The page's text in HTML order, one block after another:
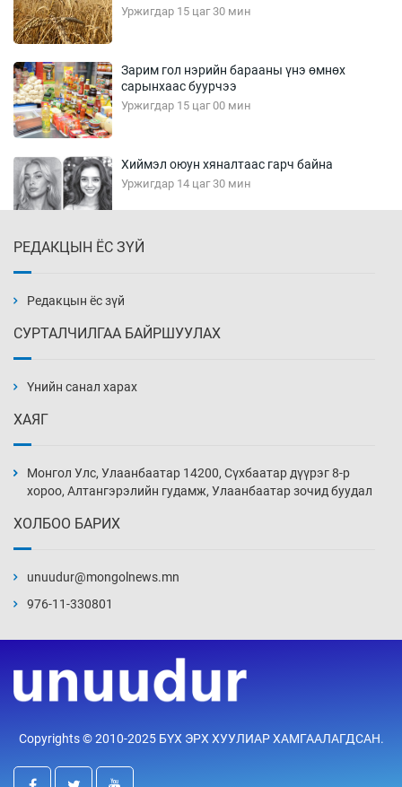
Уржигдар 15 цаг 30 мин
Зарим гол нэрийн барааны үнэ өмнөх
сарынхаас буурчээ
Уржигдар 15 цаг 00 мин
Хиймэл оюун хяналтаас гарч байна
Уржигдар 14 цаг 30 мин
Уржигдар 14 цаг 00 мин
нэмэгджээ
Уржигдар 13 цаг 30 мин
Уржигдар 13 цаг 00 мин
Уржигдар 12 цаг 30 мин
үйлчилж буй гэв
Уржигдар 12 цаг 00 мин
РЕДАКЦЫН ЁС ЗҮЙ
Редакцын ёс зүй
СУРТАЛЧИЛГАА БАЙРШУУЛАХ
Үнийн санал харах
ХАЯГ
Монгол Улс, Улаанбаатар 14200, Сүхбаатар дүүрэг 8-р
хороо, Алтангэрэлийн гудамж, Улаанбаатар зочид буудал
ХОЛБОО БАРИХ
unuudur@mongolnews.mn
976-11-330801
Copyrights © 2010-2025 БҮХ ЭРХ ХУУЛИАР ХАМГААЛАГДСАН.